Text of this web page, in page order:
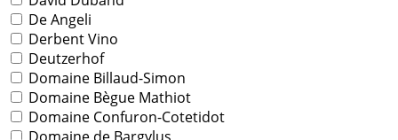
De Angeli
Derbent Vino
Deutzerhof
Domaine Billaud-Simon
Domaine Bègue Mathiot
Domaine Confuron-Cotetidot